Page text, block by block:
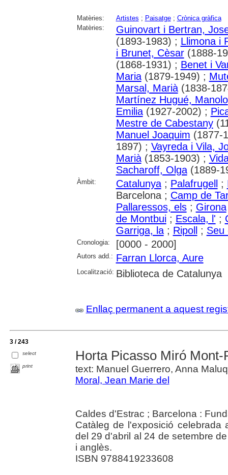
Matèries: Artistes ; Paisatge; Crònica gràfica
Matèries:
Guinovart i Bertran,
(1893-1983) ; Llimona i
i Brunet, Cèsar(1888-
(1868-1931) ; Benet i
Maria(1879-1949) ;
Marsal, Marià(1838-
Martínez Hugué, Manolo
Emilia(1927-2002) ;
Mestre de Cabestany
Manuel Joaquim (1877-
1897) ; Vayreda i Vila,
Marià(1853-1903) ;
Sacharoff, Olga(1889-
Àmbit: Catalunya; Palafrugell ;
Barcelona ; Camp de
Pallaressos, els; Girona
de Montbui; Escala, l' ;
Garriga, la; Ripoll ; Seu
Cronologia: [0000 - 2000]
Autors add.: Farran Llorca, Aure
Localització: Biblioteca de Catalunya
Enllaç permanent a aquest
3 / 243
select
print
Horta Picasso Miró Mont-
text: Manuel Guerrero, Anna
Moral, Jean Marie del
Caldes d'Estrac ; Barcelona :
Catàleg de l'exposició
del 29 d'abril al 24 de setembre
i anglès.
ISBN 9788419233608